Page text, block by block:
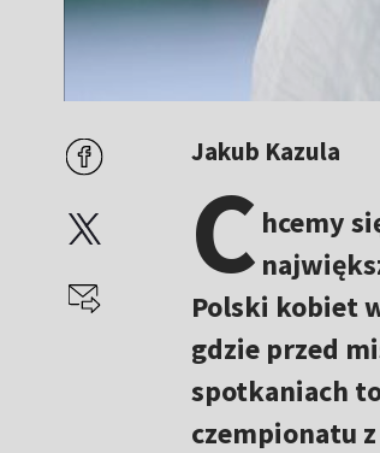
Jakub Kazula
C hcemy
Polski kobiet
gdzie przed
spotkaniach
czempionatu